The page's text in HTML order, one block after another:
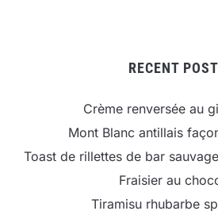
RECENT
Crème renversée au
Mont Blanc antillais
Toast de rillettes de bar
Fraisier au
Tiramisu rhubarbe